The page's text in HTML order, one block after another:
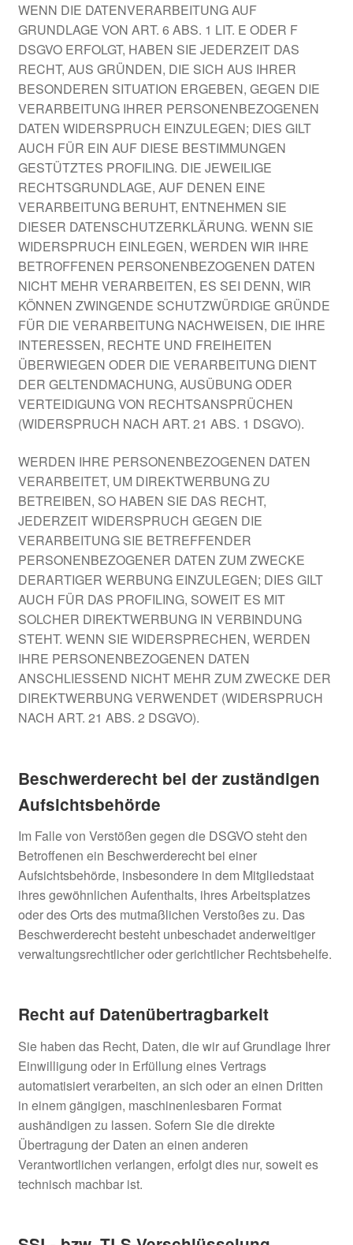
WENN DIE DATENVERARBEITUNG AUF
GRUNDLAGE VON ART. 6 ABS. 1 LIT. E ODER F
DSGVO ERFOLGT, HABEN SIE JEDERZEIT DAS
RECHT, AUS GRÜNDEN, DIE SICH AUS IHRER
BESONDEREN SITUATION ERGEBEN, GEGEN DIE
VERARBEITUNG IHRER PERSONENBEZOGENEN
DATEN WIDERSPRUCH EINZULEGEN; DIES GILT
AUCH FÜR EIN AUF DIESE BESTIMMUNGEN
GESTÜTZTES PROFILING. DIE JEWEILIGE
RECHTSGRUNDLAGE, AUF DENEN EINE
VERARBEITUNG BERUHT, ENTNEHMEN SIE
DIESER DATENSCHUTZERKLÄRUNG. WENN SIE
WIDERSPRUCH EINLEGEN, WERDEN WIR IHRE
BETROFFENEN PERSONENBEZOGENEN DATEN
NICHT MEHR VERARBEITEN, ES SEI DENN, WIR
KÖNNEN ZWINGENDE SCHUTZWÜRDIGE GRÜNDE
FÜR DIE VERARBEITUNG NACHWEISEN, DIE IHRE
INTERESSEN, RECHTE UND FREIHEITEN
ÜBERWIEGEN ODER DIE VERARBEITUNG DIENT
DER GELTENDMACHUNG, AUSÜBUNG ODER
VERTEIDIGUNG VON RECHTSANSPRÜCHEN
(WIDERSPRUCH NACH ART. 21 ABS. 1 DSGVO).
WERDEN IHRE PERSONENBEZOGENEN DATEN
VERARBEITET, UM DIREKTWERBUNG ZU
BETREIBEN, SO HABEN SIE DAS RECHT,
JEDERZEIT WIDERSPRUCH GEGEN DIE
VERARBEITUNG SIE BETREFFENDER
PERSONENBEZOGENER DATEN ZUM ZWECKE
DERARTIGER WERBUNG EINZULEGEN; DIES GILT
AUCH FÜR DAS PROFILING, SOWEIT ES MIT
SOLCHER DIREKTWERBUNG IN VERBINDUNG
STEHT. WENN SIE WIDERSPRECHEN, WERDEN
IHRE PERSONENBEZOGENEN DATEN
ANSCHLIESSEND NICHT MEHR ZUM ZWECKE DER
DIREKTWERBUNG VERWENDET (WIDERSPRUCH
NACH ART. 21 ABS. 2 DSGVO).
Beschwerde­recht bei der zuständigen
Aufsichts­behörde
Im Falle von Verstößen gegen die DSGVO steht den
Betroffenen ein Beschwerderecht bei einer
Aufsichtsbehörde, insbesondere in dem Mitgliedstaat
ihres gewöhnlichen Aufenthalts, ihres Arbeitsplatzes
oder des Orts des mutmaßlichen Verstoßes zu. Das
Beschwerderecht besteht unbeschadet anderweitiger
verwaltungsrechtlicher oder gerichtlicher Rechtsbehelfe.
Recht auf Daten­übertrag­barkeit
Sie haben das Recht, Daten, die wir auf Grundlage Ihrer
Einwilligung oder in Erfüllung eines Vertrags
automatisiert verarbeiten, an sich oder an einen Dritten
in einem gängigen, maschinenlesbaren Format
aushändigen zu lassen. Sofern Sie die direkte
Übertragung der Daten an einen anderen
Verantwortlichen verlangen, erfolgt dies nur, soweit es
technisch machbar ist.